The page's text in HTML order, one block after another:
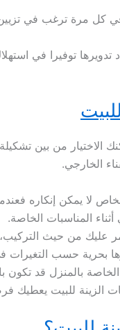
كل مرة ترغب في تزيين
تدويرها توفيرا في
الاختيار من بين
الخارجي.
لا يمكن إنكاره
أثناء المناسبات الخاصة.
عليك من حيث
بحرية حسب التغيرات
الخاصة بالمنزل قد
الزينة للبيت يعطيك